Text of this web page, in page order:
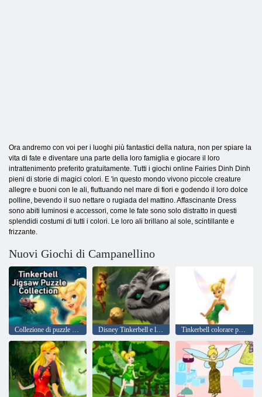
Ora andremo con voi per i luoghi più fantastici della natura, non per spiare la
vita di fate e diventare una parte della loro famiglia e giocare il loro
intrattenimento preferito gratuitamente. Tutti i giochi online Fairies Dinh Dinh
pieni di storie di magici colori. E 'in questo mondo vivono piccole creature
allegre e buoni con le ali, fluttuando nel mare di fiori e godendo il loro dolce
polline, bevendo il suo nettare o rugiada del mattino. Affascinante Dress
sono abiti luminosi e accessori, come le fate sono solo distratto in questi
splendidi costumi di tutti i colori. Le loro ali brillano al sole, scintillante e
frizzante.
Nuovi Giochi di Campanellino
Collezione di puzzle Tinkerbell Disney Tinkerbell e la leggenda dei Neverbeast Pixie Hollow animali Tinkerbell colorare per bambini